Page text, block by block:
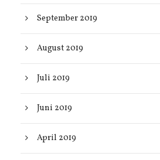
September 2019
August 2019
Juli 2019
Juni 2019
April 2019